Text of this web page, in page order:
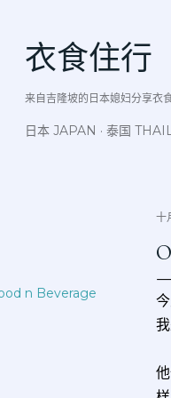
衣食住行
来自吉隆坡的日本媳妇分享
日本 JAPAN 泰国
n Beverage
十